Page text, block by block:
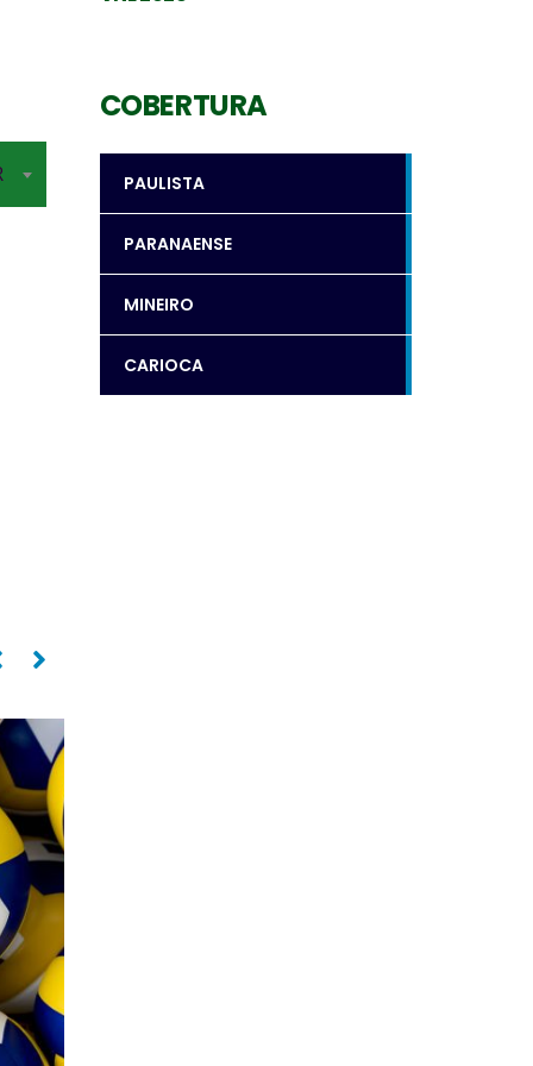
COBERTURA
PAULISTA
PARANAENSE
MINEIRO
CARIOCA